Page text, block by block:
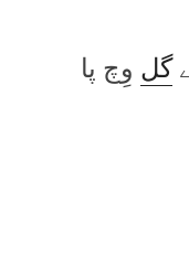
گل وِچ پا